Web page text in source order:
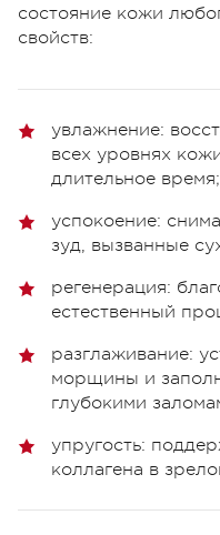
состояние кожи
свойств:
увлажнение:
всех уровнях
длительное время;
успокоение:
зуд, вызванные
регенерация:
естественный
разглаживание:
морщины и
глубокими
упругость:
коллагена в